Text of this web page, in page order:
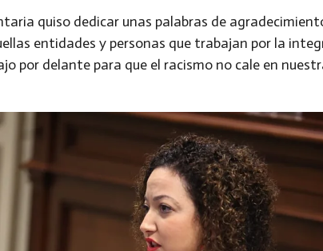
quiso dedicar unas palabras de
entidades y personas que trabajan por la
por delante para que el racismo no cale en